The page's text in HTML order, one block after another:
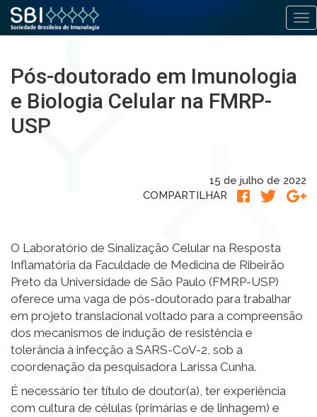
para
o
conteúdo
Pós-doutorado em Imunologia
e Biologia Celular na FMRP-
USP
15 de julho de 2022
COMPARTILHAR
O Laboratório de Sinalização Celular na Resposta
Inflamatória da Faculdade de Medicina de Ribeirão
Preto da Universidade de São Paulo (FMRP-USP)
oferece uma vaga de pós-doutorado para trabalhar
em projeto translacional voltado para a compreensão
dos mecanismos de indução de resistência e
tolerância à infecção a SARS-CoV-2, sob a
coordenação da pesquisadora Larissa Cunha.
É necessário ter título de doutor(a), ter experiência
com cultura de células (primárias e de linhagem) e